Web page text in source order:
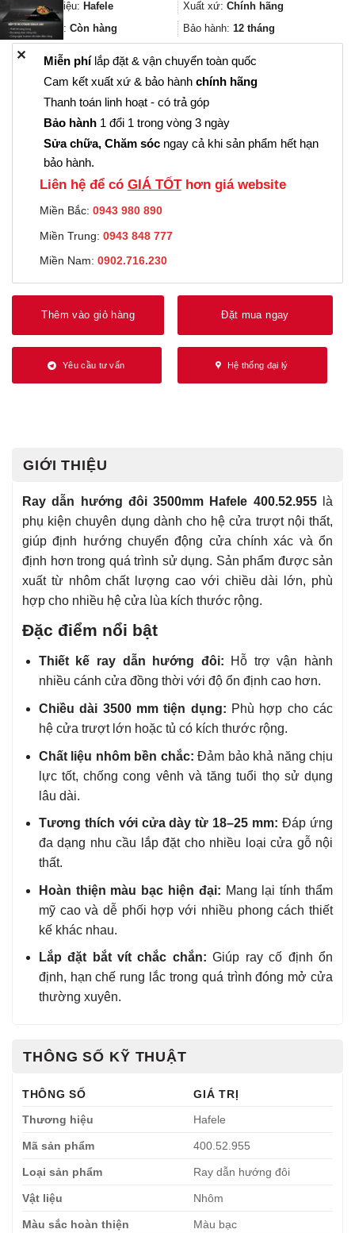
8.073.000₫.là:
6.054.000₫.
Thương hiệu: Hafele Xuất xứ: Chính hãng
Trạng thái: Còn hàng Bảo hành: 12 tháng
Miễn phílắp đặt & vận chuyển toàn quốc
Cam kết xuất xứ & bảo hành chính hãng
Thanh toán linh hoạt - có trả góp
Bảo hành 1 đổi 1 trong vòng 3 ngày
Sửa chữa, Chăm sóc ngay cả khi sản phẩm hết hạn
bảo hành.
Liên hệ để có GIÁ TỐThơn giá website
Miền Bắc: 0943 980 890
Miền Trung: 0943 848 777
Miền Nam: 0902.716.230
Thêm vào giỏ hàng Đặt mua ngay
Yêu cầu tư vấn Hệ thống đại lý
GIỚI THIỆU
Ray dẫn hướng đôi 3500mm Hafele 400.52.955là
phụ kiện chuyên dụng dành cho hệ cửa trượt nội thất,
giúp định hướng chuyển động cửa chính xác và ổn
định hơn trong quá trình sử dụng. Sản phẩm được sản
xuất từ nhôm chất lượng cao với chiều dài lớn, phù
hợp cho nhiều hệ cửa lùa kích thước rộng.
Đặc điểm nổi bật
Thiết kế ray dẫn hướng đôi: Hỗ trợ vận hành
nhiều cánh cửa đồng thời với độ ổn định cao hơn.
Chiều dài 3500 mm tiện dụng: Phù hợp cho các
hệ cửa trượt lớn hoặc tủ có kích thước rộng.
Chất liệu nhôm bền chắc: Đảm bảo khả năng chịu
lực tốt, chống cong vênh và tăng tuổi thọ sử dụng
lâu dài.
Tương thích với cửa dày từ 18–25 mm: Đáp ứng
đa dạng nhu cầu lắp đặt cho nhiều loại cửa gỗ nội
thất.
Hoàn thiện màu bạc hiện đại: Mang lại tính thẩm
mỹ cao và dễ phối hợp với nhiều phong cách thiết
kế khác nhau.
Lắp đặt bắt vít chắc chắn: Giúp ray cố định ổn
định, hạn chế rung lắc trong quá trình đóng mở cửa
thường xuyên.
THÔNG SỐ KỸ THUẬT
THÔNG SỐ
GIÁ TRỊ
Thương hiệu
Hafele
Mã sản phẩm 400.52.955
Loại sản phẩm Ray dẫn hướng đôi
Vật liệu Nhôm
Màu sắc hoàn thiện Màu bạc
✕